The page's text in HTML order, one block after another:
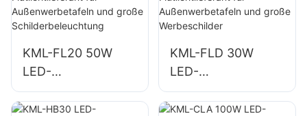
Lagerhallen.
Lagerhallen.
KML-FL20 50W
LED-
Flutlichtlieferant für
Außenwerbetafeln
KML-FLD 30W
LED-
Flutlichtlieferant für
Außenwerbetafeln